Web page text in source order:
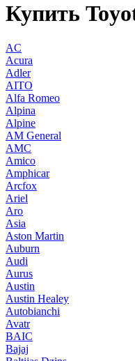
Купить
AC
Acura
Adler
AITO
Alfa Romeo
Alpina
Alpine
AM General
AMC
Amico
Amphicar
Arcfox
Ariel
Aro
Asia
Aston Martin
Auburn
Audi
Aurus
Austin
Austin Healey
Autobianchi
Avatr
BAIC
Bajaj